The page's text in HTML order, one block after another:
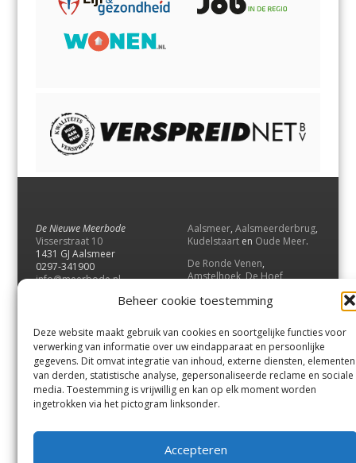
Beheer cookie toestemming
Deze website maakt gebruik van cookies en soortgelijke functies voor
verwerking van informatie over uw eindapparaat en persoonlijke
gegevens. Dit omvat integratie van inhoud, externe diensten, elementen
van derden, statistische analyse, gepersonaliseerde reclame en sociale
media. Toestemming is vrijwillig en kan op elk moment worden
ingetrokken via het pictogram linksonder.
Accepteren
De Nieuwe Meerbode
Visserstraat 10
1431 GJ Aalsmeer
0297-341900
info@meerbode.nl
Aalsmeer, Aalsmeerderbrug,
Kudelstaart en Oude Meer.
De Ronde Venen,
Amstelhoek,De Hoef,
Vrouwenakker,Waverveen
UithoornenDe Kwakel.
Contact
Andere uitgaven
Bezorgklacht
Vacatures
Voorwaarden
Privacyverklaring